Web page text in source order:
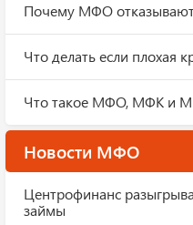
Почему МФО
Что делать если плохая
Что такое МФО, МФК и
Новости МФО
Центрофинанс
займы